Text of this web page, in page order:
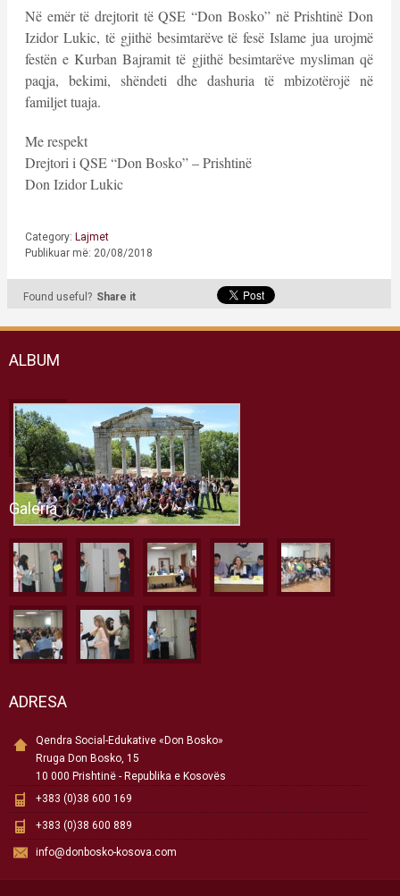
Në emër të drejtorit të QSE “Don Bosko” në Prishtinë Don
Izidor Lukic, të gjithë besimtarëve të fesë Islame jua urojmë
festën e Kurban Bajramit të gjithë besimtarëve mysliman që
paqja, bekimi, shëndeti dhe dashuria të mbizotërojë në
familjet tuaja.
Me respekt
Drejtori i QSE “Don Bosko” – Prishtinë
Don Izidor Lukic
Category: Lajmet
Publikuar më: 20/08/2018
Found useful? Share it
ALBUM
Galeria
ADRESA
Qendra Social-Edukative «Don Bosko»
Rruga Don Bosko, 15
10 000 Prishtinë - Republika e Kosovës
+383 (0)38 600 169
+383 (0)38 600 889
info@donbosko-kosova.com